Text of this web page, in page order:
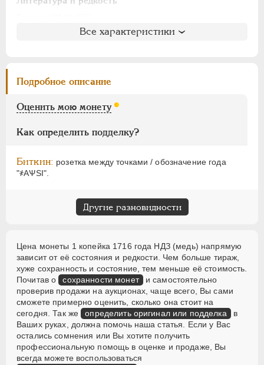
: 10 рублей
Семёнов: 203-21900
ГМ
Брекке: 245 (черта, 75$)
Все характеристики
Подробное описание
Оценить мою монету
Как определить подделку?
Биткин: розетка между точками / обозначение года
"҂АѰSI".
Другие разновидности
Цена монеты 1 копейка 1716 года НДЗ (медь) напрямую
зависит от её состояния и редкости. Чем больше тираж,
хуже сохранность и состояние, тем меньше её стоимость.
Почитав о сохранности монет и самостоятельно
проверив продажи на аукционах, чаще всего, Вы сами
сможете примерно оценить, сколько она стоит на
сегодня. Так же определить оригинал или подделка в
Ваших руках, должна помочь наша статья. Если у Вас
остались сомнения или Вы хотите получить
профессиональную помощь в оценке и продаже, Вы
всегда можете воспользоваться
1855-1881
ВРЕМЕННОЕ ПРАВ. 1917-1918